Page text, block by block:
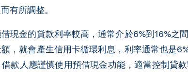
有所調整。
現金的貸款利率較高，通常介於6%到16%
，就會產生信用卡循環利息，利率通常也是
款人應謹慎使用預借現金功能，適當控制貸